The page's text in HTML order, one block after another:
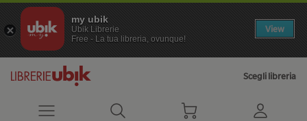
my ubik
Ubik Librerie
Free - La tua libreria, ovunque!
View
Scegli libreria